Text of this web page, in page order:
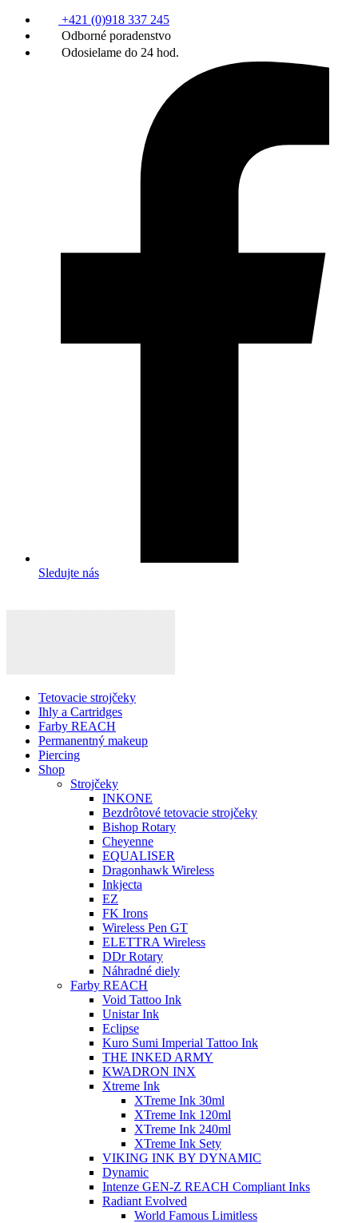
+421 (0)918 337 245
Odborné poradenstvo
Odosielame do 24 hod.
Sledujte nás
Tetovacie strojčeky
Ihly a Cartridges
Farby REACH
Permanentný makeup
Piercing
Shop
Strojčeky
INKONE
Bezdrôtové tetovacie strojčeky
Bishop Rotary
Cheyenne
EQUALISER
Dragonhawk Wireless
Inkjecta
EZ
FK Irons
Wireless Pen GT
ELETTRA Wireless
DDr Rotary
Náhradné diely
Farby REACH
Void Tattoo Ink
Unistar Ink
Eclipse
Kuro Sumi Imperial Tattoo Ink
THE INKED ARMY
KWADRON INX
Xtreme Ink
XTreme Ink 30ml
XTreme Ink 120ml
XTreme Ink 240ml
XTreme Ink Sety
VIKING INK BY DYNAMIC
Dynamic
Intenze GEN-Z REACH Compliant Inks
Radiant Evolved
World Famous Limitless